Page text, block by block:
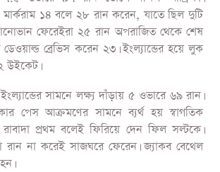
বৃষ্টিবিঘ্নিত প্রথম টি–টোয়েন্টিতে দক্ষিণ
রানে হেরেছে ইংল্যান্ড। তিন ম্যাচের সিরিজে
এগিয়ে।
বৃষ্টির কারণে মাত্র ১২.৫ ওভার গড়ায় পুরো
৭.৫ ওভারে ৯৭ রান তোলে দক্ষিণ আফ্রিকা।
১৪ বলে ২৮ রান করেন, যাতে ছিল দুটি